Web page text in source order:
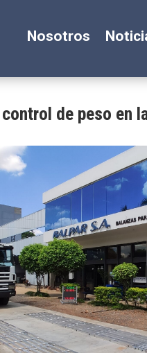
Nosotros
de peso en